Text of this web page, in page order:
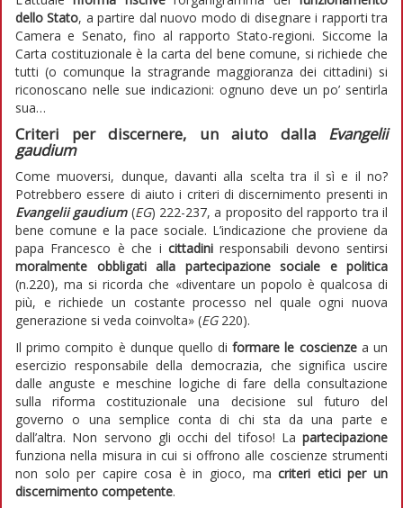
dello Stato, a partire dal nuovo modo di disegnare i rapporti tra
Camera e Senato, fino al rapporto Stato-regioni. Siccome la
Carta costituzionale è la carta del bene comune, si richiede che
tutti (o comunque la stragrande maggioranza dei cittadini) si
riconoscano nelle sue indicazioni: ognuno deve un po’ sentirla
sua…
Criteri per discernere, un aiuto dalla Evangelii
gaudium
Come muoversi, dunque, davanti alla scelta tra il sì e il no?
Potrebbero essere di aiuto i criteri di discernimento presenti in
Evangelii gaudium(EG) 222-237, a proposito del rapporto tra il
bene comune e la pace sociale. L’indicazione che proviene da
papa Francesco è che i cittadiniresponsabili devono sentirsi
moralmente obbligati alla partecipazione sociale e politica
(n.220), ma si ricorda che «diventare un popolo è qualcosa di
più, e richiede un costante processo nel quale ogni nuova
generazione si veda coinvolta» (EG220).
Il primo compito è dunque quello diformare le coscienzea un
esercizio responsabile della democrazia, che significa uscire
dalle anguste e meschine logiche di fare della consultazione
sulla riforma costituzionale una decisione sul futuro del
governo o una semplice conta di chi sta da una parte e
dall’altra. Non servono gli occhi del tifoso! La partecipazione
funziona nella misura in cui si offrono alle coscienze strumenti
non solo per capire cosa è in gioco, macriteri etici per un
discernimento competente.